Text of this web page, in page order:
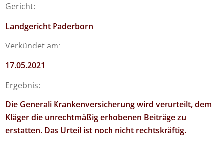
Gericht:
Landgericht Paderborn
Verkündet am:
17.05.2021
Ergebnis:
Die Generali Krankenversicherung wird verurteilt, dem
Kläger die unrechtmäßig erhobenen Beiträge zu
erstatten. Das Urteil ist noch nicht rechtskräftig.